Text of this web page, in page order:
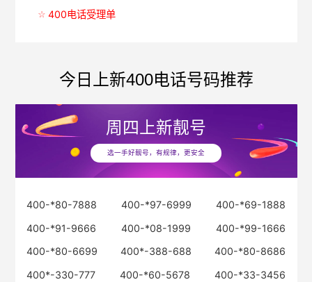
400电话受理单
今日上新400电话号码推荐
周四上新靓号
选一手好靓号，有规律，更安全
400-*80-7888 400-*97-6999
400-*69-1888
400-*91-9666
400-*08-1999
400-*99-1666
400-*80-6699
400*-388-688
400-*80-8686
400*-330-777
400-*60-5678
400-*33-3456